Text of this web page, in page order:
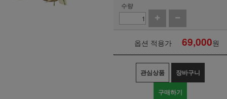
수량
옵션 적용가 69,000원
관심상품 장바구니
구매하기